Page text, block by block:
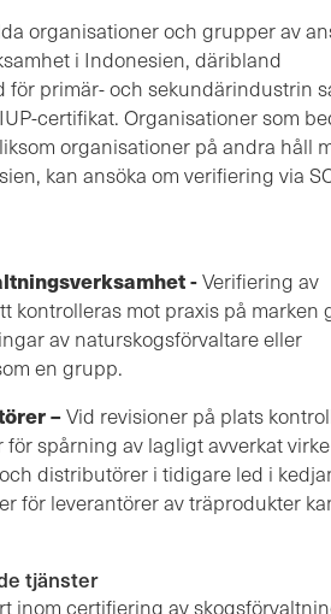
organisationer och grupper av
i Indonesien, däribland
för primär- och sekundärindustrin
certifikat. Organisationer som
organisationer på andra håll
kan ansöka om verifiering via
-Verifiering av
kontrolleras mot praxis på marken
av naturskogsförvaltare eller
en grupp.
–Vid revisioner på plats
spårning av lagligt avverkat
distributörer i tidigare led i
för leverantörer av träprodukter
tjänster
inom certifiering av